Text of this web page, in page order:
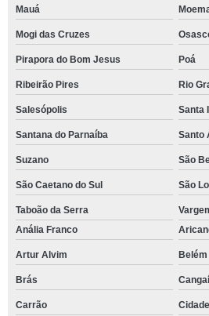
Mauá
Mogi das Cruzes
Pirapora do Bom Jesus Poá
Ribeirão Pires Rio
Salesópolis Santa
Santana do Parnaíba Santo
Suzano São
São Caetano do Sul São
Taboão da Serra
Anália Franco
Artur Alvim Belém
Brás
Carrão